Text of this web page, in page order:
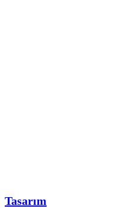
Tasarım